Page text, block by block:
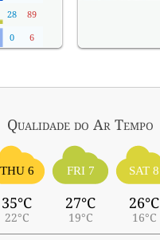
28
89
0 6
Qualidade do Ar Tempo
THU 6
35°C
22°C
FRI 7
27°C
19°C
SAT 8
26°C
16°C